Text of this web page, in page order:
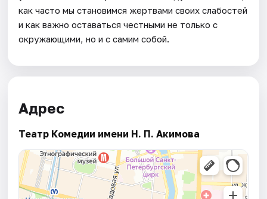
как часто мы становимся жертвами своих слабостей
и как важно оставаться честными не только с
окружающими, но и с самим собой.
Адрес
Театр Комедии имени Н. П. Акимова